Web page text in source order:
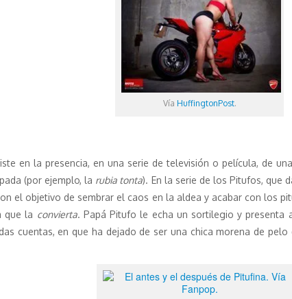
Vía HuffingtonPost.
en la presencia, en una serie de televisión o película, de
(por ejemplo, la rubia tonta). En la serie de los Pitufos, que
el objetivo de sembrar el caos en la aldea y acabar con los
que la convierta. Papá Pitufo le echa un sortilegio y presenta
cuentas, en que ha dejado de ser una chica morena de